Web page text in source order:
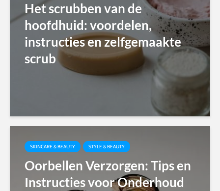
Het scrubben van de
hoofdhuid: voordelen,
instructies en zelfgemaakte
scrub
SKINCARE & BEAUTY STYLE & BEAUTY
Oorbellen Verzorgen: Tips en
Instructies voor Onderhoud